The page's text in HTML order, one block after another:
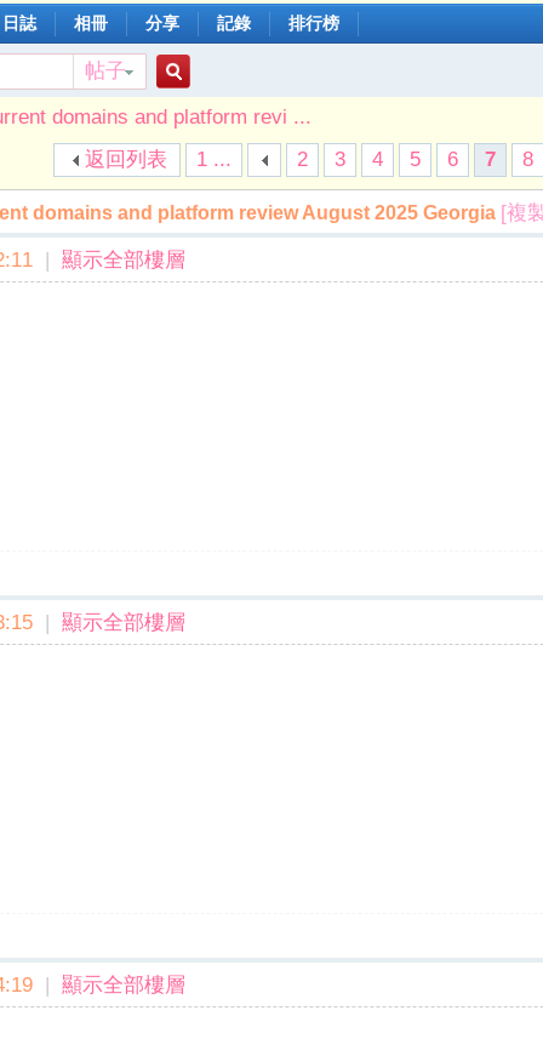
日誌 相冊 分享 記錄 排行榜
帖子
搜
索
domains and platform revi ...
1 ...
2 3 4 5 6 7 8
返回列表
domains and platform review August 2025 Georgia [複
| 顯示全部樓層
| 顯示全部樓層
| 顯示全部樓層